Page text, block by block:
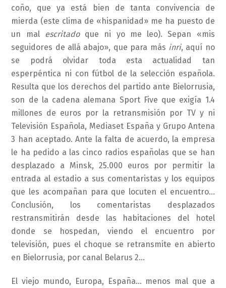
coño, que ya está bien de tanta convivencia de
mierda (este clima de «hispanidad» me ha puesto de
un mal escritadoque ni yo me leo). Sepan «mis
seguidores de allá abajo», que para más inri, aquí no
se podrá olvidar toda esta actualidad tan
esperpéntica ni con fútbol de la selección española.
Resulta que los derechos del partido ante Bielorrusia,
son de la cadena alemana Sport Five que exigía 1.4
millones de euros por la retransmisión por TV y ni
Televisión Española, Mediaset España y Grupo Antena
3 han aceptado. Ante la falta de acuerdo, la empresa
le ha pedido a las cinco radios españolas que se han
desplazado a Minsk, 25.000 euros por permitir la
entrada al estadio a sus comentaristas y los equipos
que les acompañan para que locuten el encuentro…
Conclusión, los comentaristas desplazados
restransmitirán desde las habitaciones del hotel
donde se hospedan, viendo el encuentro por
televisión, pues el choque se retransmite en abierto
en Bielorrusia, por canal Belarus 2…
El viejo mundo, Europa, España… menos mal que a